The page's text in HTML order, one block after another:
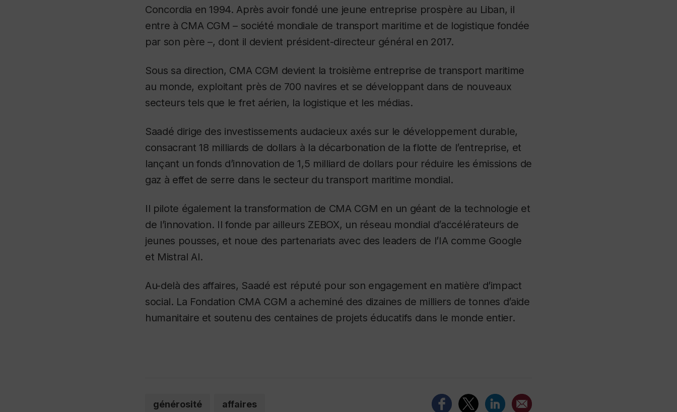
Concordia en 1994. Après avoir fondé une jeune entreprise prospère au Liban, il
entre à CMA CGM – société mondiale de transport maritime et de logistique fondée
par son père –, dont il devient président-directeur général en 2017.
Sous sa direction, CMA CGM devient la troisième entreprise de transport maritime
au monde, exploitant près de 700 navires et se développant dans de nouveaux
secteurs tels que le fret aérien, la logistique et les médias.
Saadé dirige des investissements audacieux axés sur le développement durable,
consacrant 18 milliards de dollars à la décarbonation de la flotte de l’entreprise, et
lançant un fonds d’innovation de 1,5 milliard de dollars pour réduire les émissions de
gaz à effet de serre dans le secteur du transport maritime mondial.
Il pilote également la transformation de CMA CGM en un géant de la technologie et
de l’innovation. Il fonde par ailleurs ZEBOX, un réseau mondial d’accélérateurs de
jeunes pousses, et noue des partenariats avec des leaders de l’IA comme Google
et Mistral AI.
Au-delà des affaires, Saadé est réputé pour son engagement en matière d’impact
social. La Fondation CMA CGM a acheminé des dizaines de milliers de tonnes d’aide
humanitaire et soutenu des centaines de projets éducatifs dans le monde entier.
générosité affaires